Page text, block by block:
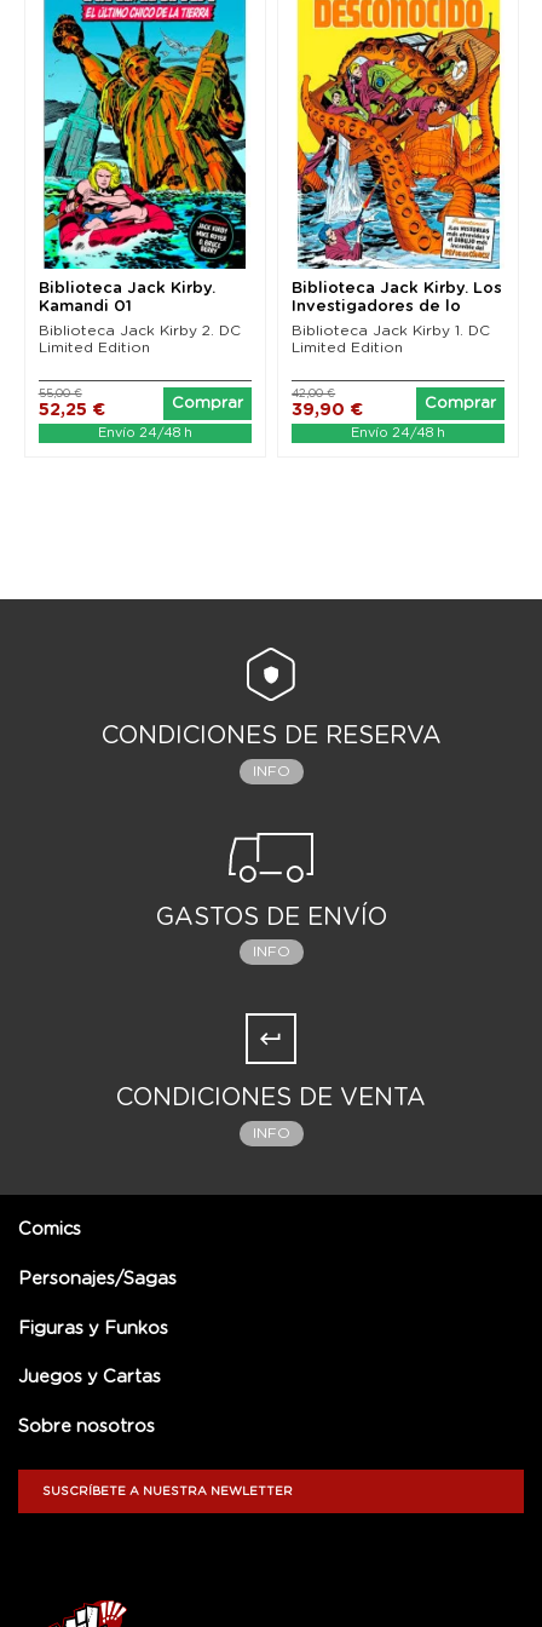
Biblioteca Jack Kirby.
Kamandi 01
Biblioteca Jack Kirby 2. DC
Limited Edition
52,25 €
55,00 €
Comprar
Envío 24/48 h
Biblioteca Jack Kirby. Los
Investigadores de lo
Desconocido
Biblioteca Jack Kirby 1. DC
Limited Edition
39,90 €
42,00 €
Comprar
Envío 24/48 h
CONDICIONES DE RESERVA
INFO
GASTOS DE ENVÍO
INFO
CONDICIONES DE VENTA
INFO
Comics
Personajes/Sagas
Figuras y Funkos
Juegos y Cartas
Sobre nosotros
SUSCRÍBETE A NUESTRA NEWLETTER